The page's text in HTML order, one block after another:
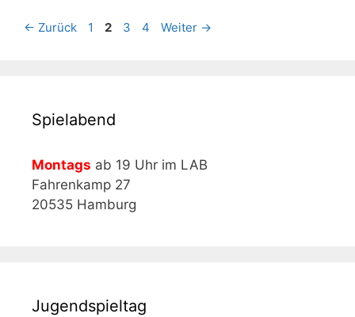
← Zurück Seite
1 Seite
2 Seite
3 Seite
4 Weiter →
Spielabend
Montags ab 19 Uhr im LAB
Fahrenkamp 27
20535 Hamburg
Jugendspieltag